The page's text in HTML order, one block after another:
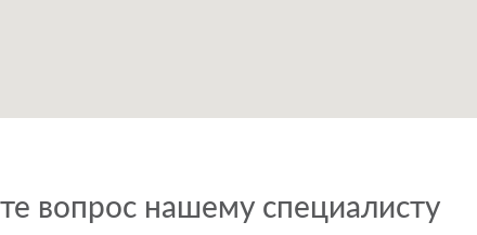
вопрос нашему специалисту